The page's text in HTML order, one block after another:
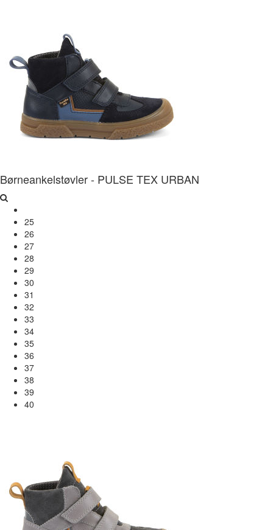
Børneankelstøvler - PULSE TEX URBAN
25
26
27
28
29
30
31
32
33
34
35
36
37
38
39
40